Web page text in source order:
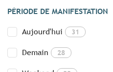
PÉRIODE DE MANIFESTATION
Aujourd'hui 31
Demain 28